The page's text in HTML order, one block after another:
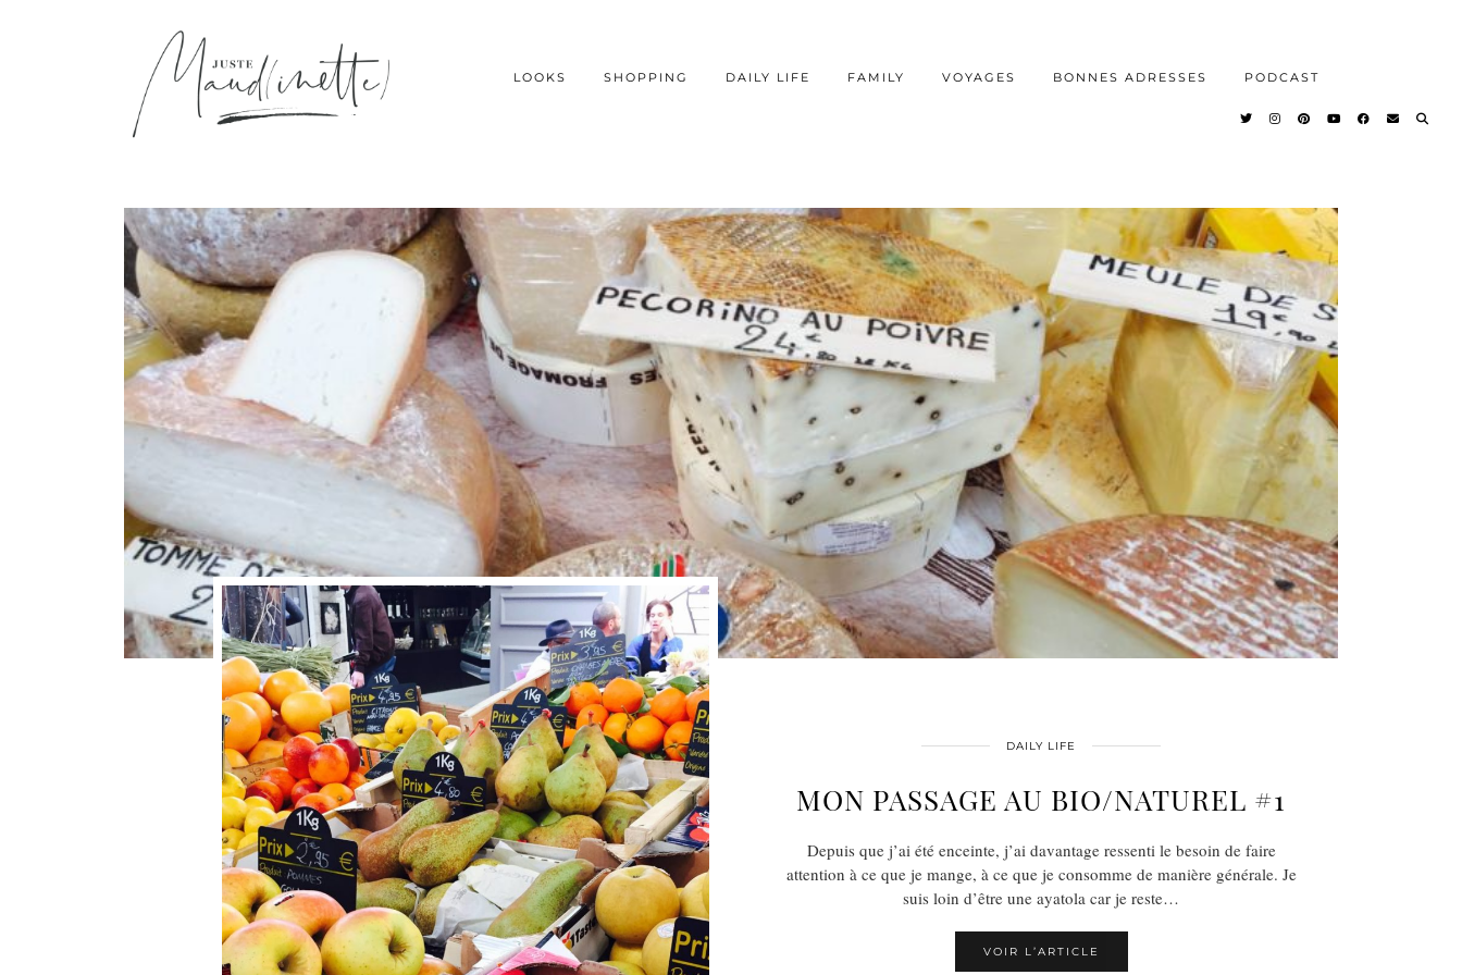
LOOKS SHOPPING DAILY LIFE FAMILY VOYAGES BONNES ADRESSES PODCAST
DAILY LIFE
MON PASSAGE AU BIO/NATUREL #1
Depuis que j’ai été enceinte, j’ai davantage ressenti le besoin de faire
attention à ce que je mange, à ce que je consomme de manière générale. Je
suis loin d’être une ayatola car je reste…
VOIR L’ARTICLE